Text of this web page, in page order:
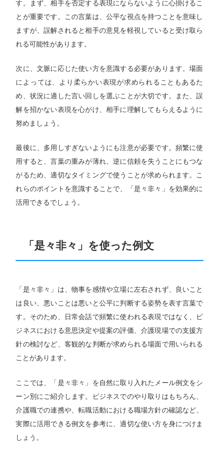
す。まず、相手を否定する表現にならないように心掛けるこ
とが重要です。この言葉は、公平な視点を持つことを意味し
ますが、誤解されると相手の意見を軽視していると受け取ら
れる可能性があります。
次に、文脈に応じた使い方を意識する必要があります。場面
によっては、より柔らかい表現が求められることもあるた
め、状況に適した言い回しを選ぶことが大切です。また、誤
解を招かない表現を心がけ、相手に理解してもらえるように
努めましょう。
最後に、多用しすぎないようにも注意が必要です。頻繁に使
用すると、言葉の重みが薄れ、逆に信頼を失うことにもつな
がるため、適切なタイミングで使うことが求められます。こ
れらのポイントを意識することで、「是々非々」を効果的に
活用できるでしょう。
「是々非々」を使った例文
「是々非々」は、物事を感情や立場に左右されず、良いこと
は良い、悪いことは悪いと公平に判断する姿勢を表す言葉で
す。そのため、日常会話で頻繁に使われる表現ではなく、ビ
ジネスにおける意思決定や提案の評価、介護現場での支援方
針の検討など、客観的な判断が求められる場面で用いられる
ことがあります。
ここでは、「是々非々」を自然に取り入れたメール例文をシ
ーン別にご紹介します。ビジネスでのやり取りはもちろん、
介護職での連携や、転職活動における職場方針の確認など、
実際に活用できる例文を参考に、適切な使い方を身につけま
しょう。